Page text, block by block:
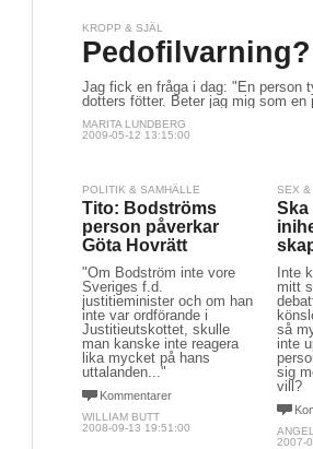
KROPP & SJÄL
Pedofilvarning?
Jag fick en fråga i dag: "En person
dotters fötter. Beter jag mig som en
MARITA LUNDBERG
2009-05-12 13:15:00
POLITIK & SAMHÄLLE
Tito: Bodströms
person påverkar
Göta Hovrätt
"Om Bodström inte vore
Sveriges f.d.
justitieminister och om han
inte var ordförande i
Justitieutskottet, skulle
man kanske inte reagera
lika mycket på hans
uttalanden..."
Kommentarer
WILLIAM BUTT
2008-09-13 19:51:00
SEX &
Ska
Inte
mitt
så
inte
sig
vill?
2007-